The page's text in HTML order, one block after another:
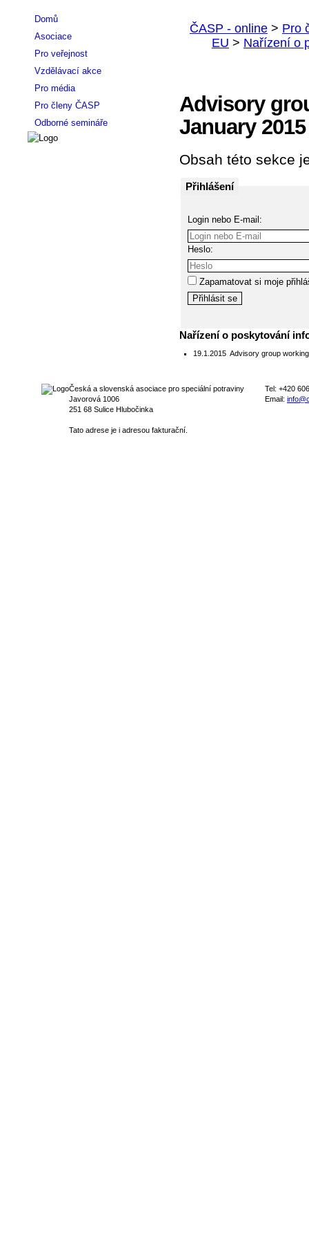
Advisory
January
Obsah této sekce
Přihlášení
Login nebo E-mail:
Heslo:
Zapamatovat si moje
Nařízení o poskytování
19.1.2015 Advisory group
Domů
Asociace
Pro veřejnost
Vzdělávací akce
Pro média
Pro členy ČASP
Odborné semináře
Česká a slovenská asociace pro speciální potraviny
Javorová 1006
251 68 Sulice Hlubočinka
Tato adrese je i adresou fakturační.
Tel: +420
Email: